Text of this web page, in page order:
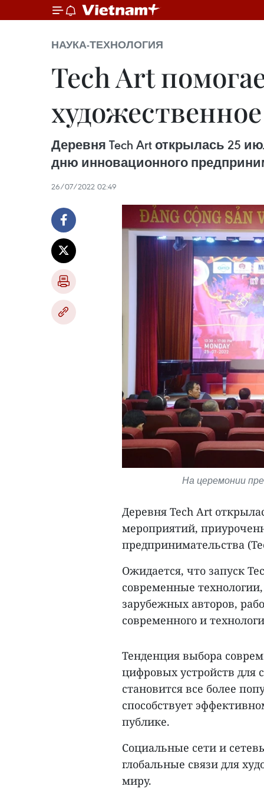
НАУКА-ТЕХНОЛОГИЯ
Tech Art
Деревня Tech Art открылась 25
дню инновационного
26/07/2022 02:49
На церемонии
Деревня Tech Art
мероприятий,
предпринимательства
Ожидается, что запуск
современные
зарубежных авторов,
современного и
Тенденция выбора
цифровых устройств для
становится все более
способствует
публике.
Социальные сети и
глобальные связи для
миру.